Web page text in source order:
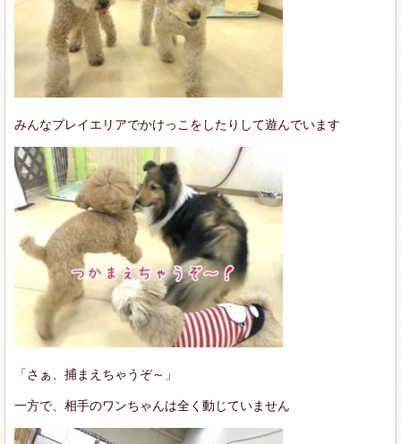
みんなプレイエリアでかけっこをしたりして遊んでいます
「さぁ、捕まえちゃうぞ～」
一方で、相手のワンちゃんは全く動じていません